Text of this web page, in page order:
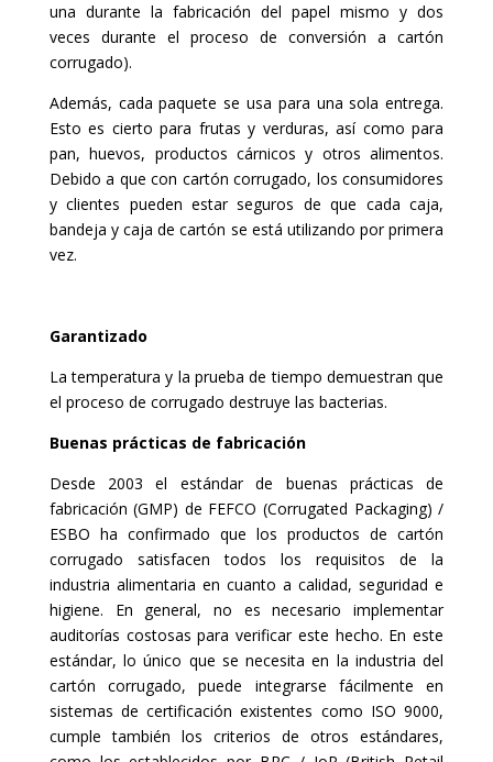
una durante la fabricación del papel mismo y dos
veces durante el proceso de conversión a cartón
corrugado).
Además, cada paquete se usa para una sola entrega.
Esto es cierto para frutas y verduras, así como para
pan, huevos, productos cárnicos y otros alimentos.
Debido a que con cartón corrugado, los consumidores
y clientes pueden estar seguros de que cada caja,
bandeja y caja de cartón se está utilizando por primera
vez.
Garantizado
La temperatura y la prueba de tiempo demuestran que
el proceso de corrugado destruye las bacterias.
Buenas prácticas de fabricación
Desde 2003 el estándar de buenas prácticas de
fabricación (GMP) de FEFCO (Corrugated Packaging) /
ESBO ha confirmado que los productos de cartón
corrugado satisfacen todos los requisitos de la
industria alimentaria en cuanto a calidad, seguridad e
higiene. En general, no es necesario implementar
auditorías costosas para verificar este hecho. En este
estándar, lo único que se necesita en la industria del
cartón corrugado, puede integrarse fácilmente en
sistemas de certificación existentes como ISO 9000,
cumple también los criterios de otros estándares,